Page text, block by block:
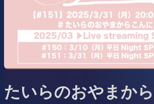
たいらのおやまか